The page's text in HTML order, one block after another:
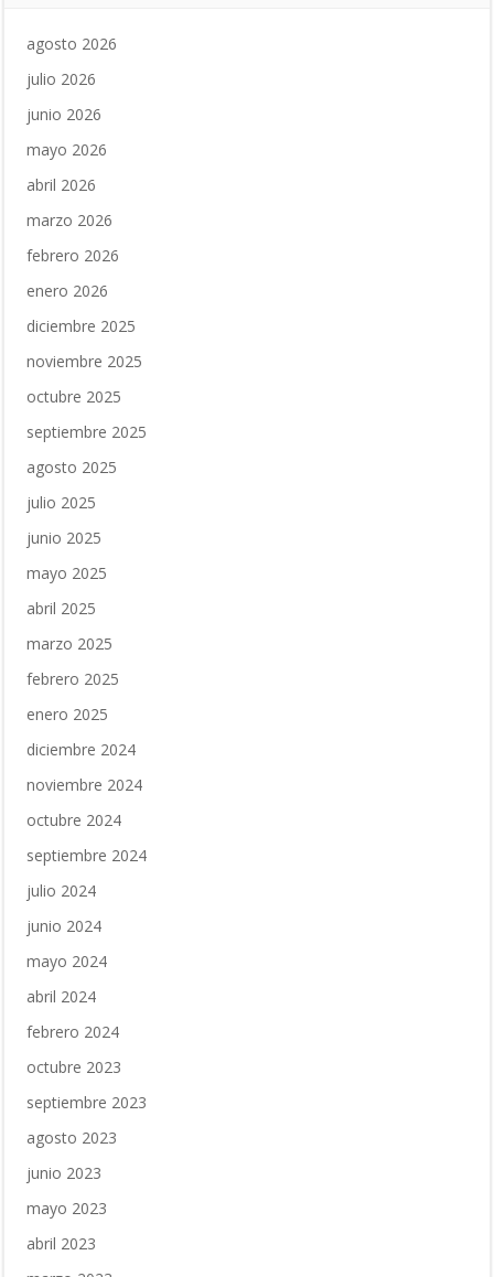
agosto 2026
julio 2026
junio 2026
mayo 2026
abril 2026
marzo 2026
febrero 2026
enero 2026
diciembre 2025
noviembre 2025
octubre 2025
septiembre 2025
agosto 2025
julio 2025
junio 2025
mayo 2025
abril 2025
marzo 2025
febrero 2025
enero 2025
diciembre 2024
noviembre 2024
octubre 2024
septiembre 2024
julio 2024
junio 2024
mayo 2024
abril 2024
febrero 2024
octubre 2023
septiembre 2023
agosto 2023
junio 2023
mayo 2023
abril 2023